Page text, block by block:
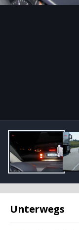
Unterwegs